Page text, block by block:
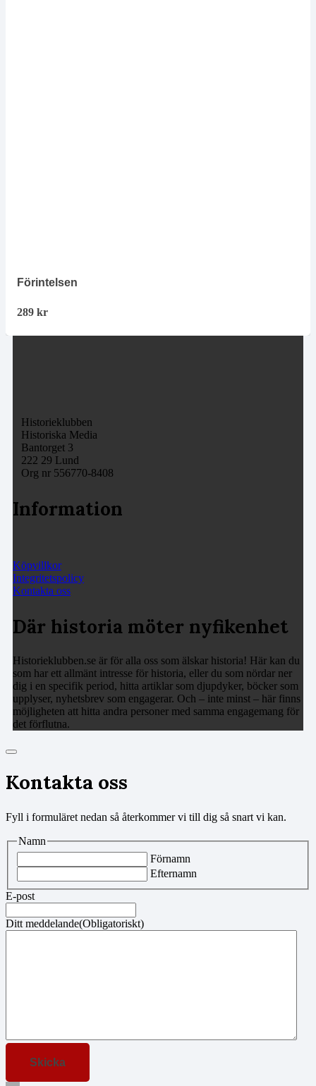
Förintelsen
289 kr
Historieklubben
Historiska Media
Bantorget 3
222 29 Lund
Org nr 556770-8408
Information
Köpvillkor
Integritetspolicy
Kontakta oss
Där historia möter nyfikenhet
Historieklubben.se är för alla oss som älskar historia! Här kan du
som har ett allmänt intresse för historia, eller du som nördar ner
dig i en specifik period, hitta artiklar som djupdyker, böcker som
upplyser, nyhetsbrev som engagerar. Och – inte minst – här finns
möjligheten att hitta andra personer med samma engagemang för
det förflutna.
Kontakta oss
Fyll i formuläret nedan så återkommer vi till dig så snart vi kan.
Namn
Förnamn
Efternamn
E-post
Ditt meddelande(Obligatoriskt)
Skicka